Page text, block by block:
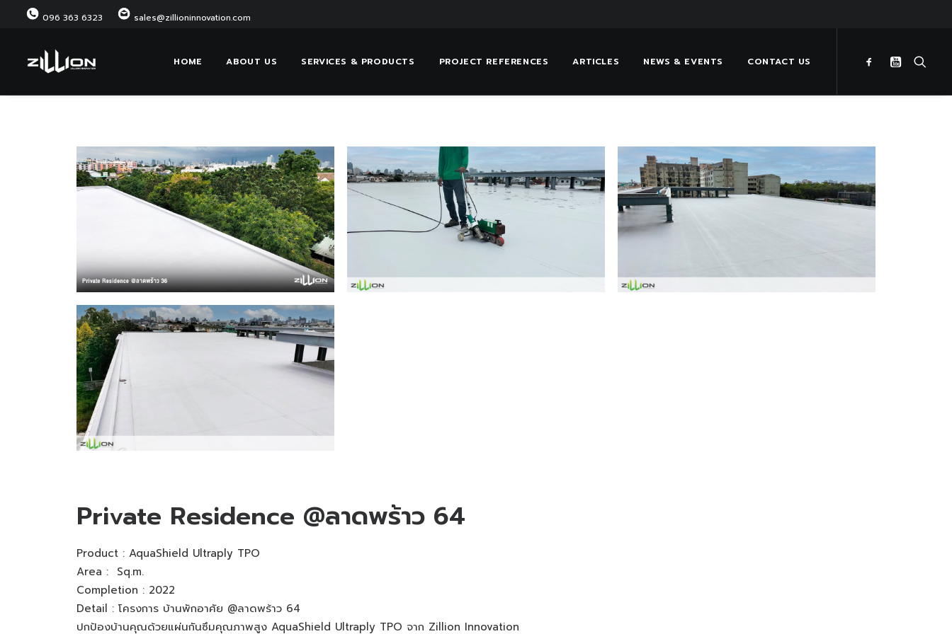
096 363 6323 sales@zillioninnovation.com
HOME ABOUT US SERVICES & PRODUCTS PROJECT REFERENCES ARTICLES NEWS & EVENTS CONTACT US
Private Residence @ลาดพร้าว 64
Product : AquaShield Ultraply TPO
Area : Sq.m.
Completion : 2022
Detail : โครงการ บ้านพักอาศัย @ลาดพร้าว 64
ปกป้องบ้านคุณด้วยแผ่นกันซึมคุณภาพสูง AquaShield Ultraply TPO จาก Zillion Innovation